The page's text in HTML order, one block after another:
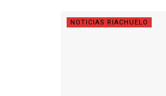
NOTICIAS RIACHUELO